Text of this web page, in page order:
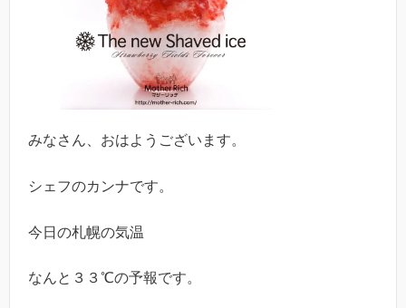
みなさん、おはようございます。
シェフのカンナです。
今日の札幌の気温
なんと３３℃の予報です。